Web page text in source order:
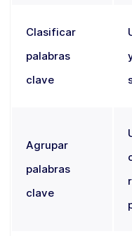
Clasificar
palabras
clave
Agrupar
palabras
clave